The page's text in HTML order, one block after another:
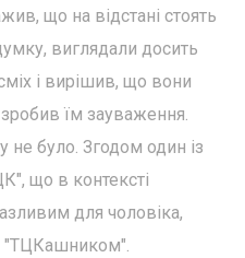
що на відстані стоять
виглядали досить
і вирішив, що вони
їм зауваження.
не було. Згодом один із
що в контексті
для чоловіка,
"ТЦКашником".